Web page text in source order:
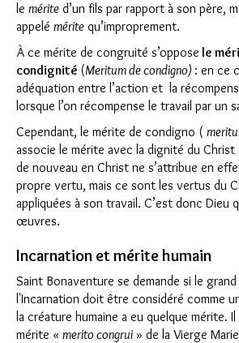
le mérite d’un fils par rapport à son père,
appelé mérite qu’improprement.
À ce mérite de congruité s’oppose le
condignité (Meritum de condigno) : en ce
adéquation entre l’action et la
lorsque l’on récompense le travail par un
Cependant, le mérite de condigno (
associe le mérite avec la dignité du Christ
de nouveau en Christ ne s’attribue en
propre vertu, mais ce sont les vertus du
appliquées à son travail. C’est donc Dieu
œuvres.
Incarnation et mérite humain
Saint Bonaventure se demande si le
l'Incarnation doit être considéré comme
la créature humaine a eu quelque mérite.
mérite « merito congrui » de la Vierge